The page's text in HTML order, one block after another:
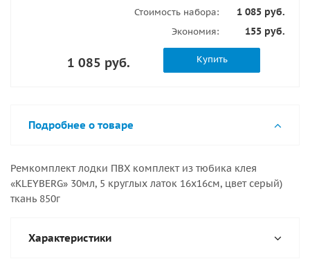
Стоимость набора: 1 085 руб.
Экономия: 155 руб.
1 085 руб. Купить
Подробнее о товаре
Ремкомплект лодки ПВХ комплект из тюбика клея
«KLEYBERG» 30мл, 5 круглых латок 16х16см, цвет серый)
ткань 850г
Характеристики